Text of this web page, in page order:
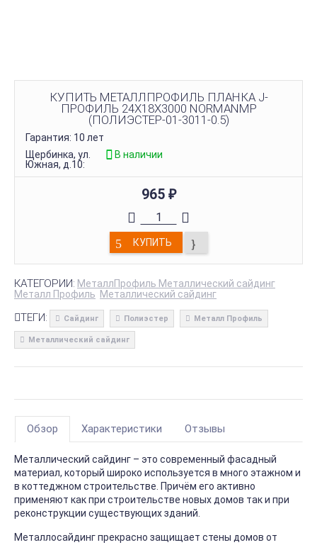
КУПИТЬ МЕТАЛЛПРОФИЛЬ ПЛАНКА J-
ПРОФИЛЬ 24Х18Х3000 NORMANMP
(ПОЛИЭСТЕР-01-3011-0.5)
Гарантия: 10 лет
Щербинка, ул.
Южная, д.10:
В наличии
965 ₽
КУПИТЬ
КАТЕГОРИИ: МеталлПрофиль Металлический сайдинг
Металл Профиль Металлический сайдинг
ТЕГИ: Сайдинг Полиэстер Металл Профиль
Металлический сайдинг
Обзор Характеристики Отзывы
Металлический сайдинг – это современный фасадный
материал, который широко используется в много этажном и
в коттеджном строительстве. Причём его активно
применяют как при строительстве новых домов так и при
реконструкции существующих зданий.
Металлосайдинг прекрасно защищает стены домов от